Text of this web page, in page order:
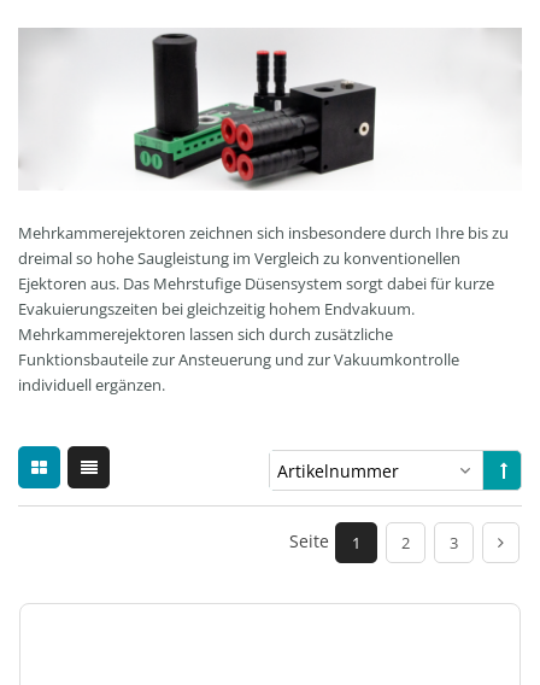
Mehrkammerejektoren zeichnen sich insbesondere durch Ihre bis zu
dreimal so hohe Saugleistung im Vergleich zu konventionellen
Ejektoren aus. Das Mehrstufige Düsensystem sorgt dabei für kurze
Evakuierungszeiten bei gleichzeitig hohem Endvakuum.
Mehrkammerejektoren lassen sich durch zusätzliche
Funktionsbauteile zur Ansteuerung und zur Vakuumkontrolle
individuell ergänzen.
Seite 1 2 3